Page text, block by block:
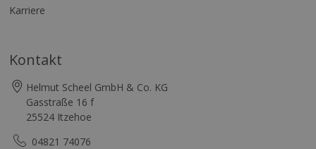
Karriere
Kontakt
Helmut Scheel GmbH & Co. KG
Gasstraße 16 f
25524 Itzehoe
04821 74076